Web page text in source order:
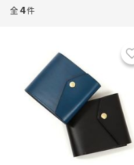
表示件数を指定する
カラー展開を指定する
全4件